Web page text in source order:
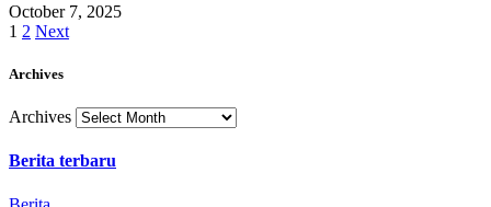
October 7, 2025
1 2 Next
Archives
Archives
Berita terbaru